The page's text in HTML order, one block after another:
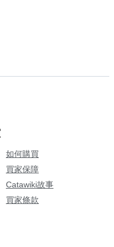
如何購買
買家保障
Catawiki故事
買家條款